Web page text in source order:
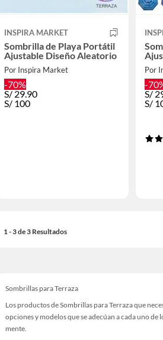
INSPIRA MARKET
Sombrilla de Playa Portátil
Ajustable Diseño Aleatorio
Por Inspira Market
-70%
S/ 29.90
S/ 100
Por
-
S/
S/
1 - 3 de 3 Resultados
Sombrillas para Terraza
Los productos de Sombrillas para Terraza que
opciones y modelos que se adecúan a cada uno
mente.